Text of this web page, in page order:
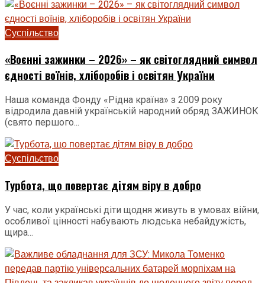
Суспільство
«Воєнні зажинки – 2026» – як світоглядний символ
єдності воїнів, хліборобів і освітян України
Наша команда Фонду «Рідна країна» з 2009 року
відродила давній українській народний обряд ЗАЖИНОК
(свято першого...
Суспільство
Турбота, що повертає дітям віру в добро
У час, коли українські діти щодня живуть в умовах війни,
особливої цінності набувають людська небайдужість,
щира...